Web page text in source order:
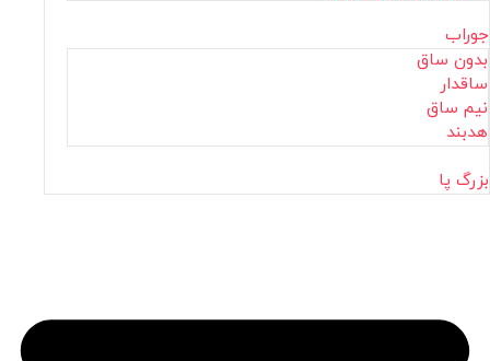
جوراب
بدون ساق
ساقدار
نیم ساق
هدبند
بزرگ پا